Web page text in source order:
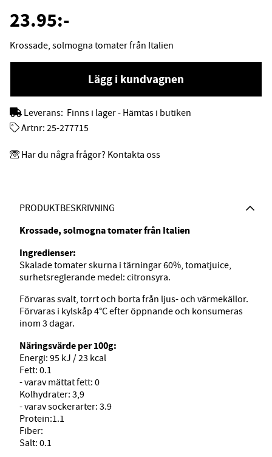
PRODUKTBESKRIVNING
Krossade, solmogna tomater från Italien
Ingredienser:
Skalade tomater skurna i tärningar 60%, tomatjuice,
surhetsreglerande medel: citronsyra.
Förvaras svalt, torrt och borta från ljus- och värmekällor.
Förvaras i kylskåp 4°C efter öppnande och konsumeras
inom 3 dagar.
Näringsvärde per 100g:
Energi: 95 kJ / 23 kcal
Fett: 0.1
- varav mättat fett: 0
Kolhydrater: 3,9
- varav sockerarter: 3.9
Protein:1.1
Fiber:
Salt: 0.1
23.95:-
Krossade, solmogna tomater från Italien
Lägg i kundvagnen
Leverans: Finns i lager - Hämtas i butiken
Artnr: 25-277715
Har du några frågor? Kontakta oss